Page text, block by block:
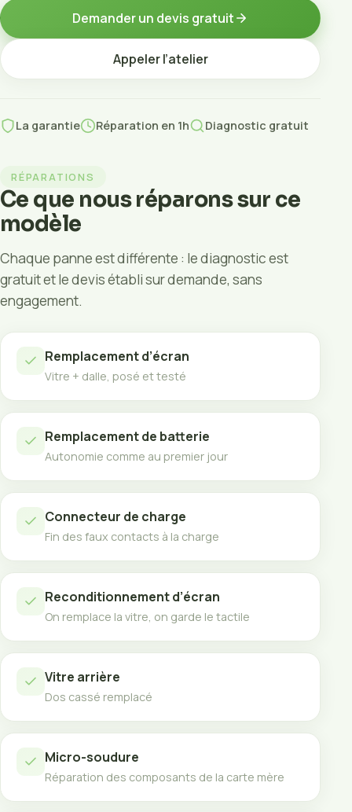
Demander un devis gratuit
Appeler l’atelier
La garantie Réparation en 1h Diagnostic gratuit
RÉPARATIONS
Ce que nous réparons sur ce
modèle
Chaque panne est différente : le diagnostic est
gratuit et le devis établi sur demande, sans
engagement.
Remplacement d’écran
Vitre + dalle, posé et testé
Remplacement de batterie
Autonomie comme au premier jour
Connecteur de charge
Fin des faux contacts à la charge
Reconditionnement d’écran
On remplace la vitre, on garde le tactile
Vitre arrière
Dos cassé remplacé
Micro-soudure
Réparation des composants de la carte mère